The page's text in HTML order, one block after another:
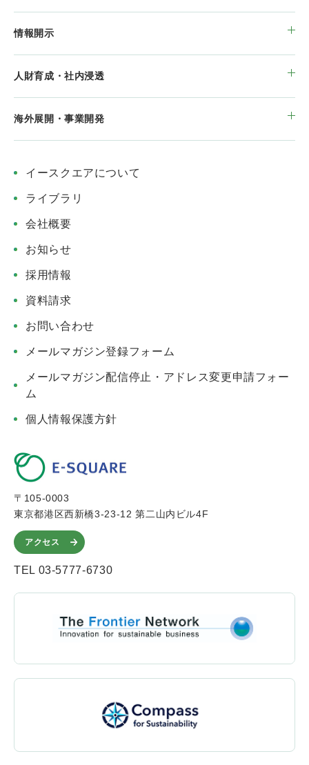
情報開示
人財育成・社内浸透
海外展開・事業開発
イースクエアについて
ライブラリ
会社概要
お知らせ
採用情報
資料請求
お問い合わせ
メールマガジン登録フォーム
メールマガジン配信停止・アドレス変更申請フォー
ム
個人情報保護方針
〒105-0003
東京都港区西新橋3-23-12 第二山内ビル4F
アクセス
TEL 03-5777-6730